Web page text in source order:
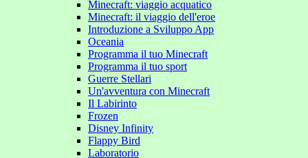
Minecraft: viaggio acquatico
Minecraft: il viaggio dell'eroe
Introduzione a Sviluppo App
Oceania
Programma il tuo Minecraft
Programma il tuo sport
Guerre Stellari
Un'avventura con Minecraft
Il Labirinto
Frozen
Disney Infinity
Flappy Bird
Laboratorio